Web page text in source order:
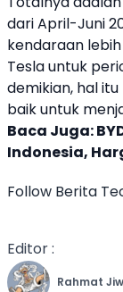
dari April-Juni
kendaraan
Teslauntuk
demikian, hal
baik untuk
Baca Juga:
Indonesia,
Follow Berita
Editor :
Rahmat